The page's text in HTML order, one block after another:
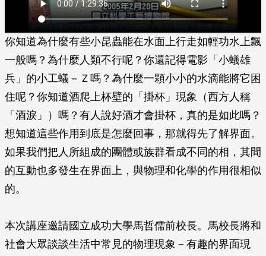
你知道為什麼有些小昆蟲能在水面上行走如輕功水上飄
一般嗎？為什麼人類不行呢？你還記得電影「小蟻雄
兵」的小工蟻－Ｚ嗎？為什麼一顆小小的水滴能將它困
住呢？你知道酒爬上杯壁的「掛杯」現象（西方人稱
「酒淚」）嗎？有人說好酒才會掛杯，真的是如此嗎？
想知道這些作用到底是怎麼回事，那就得先了解界面。
如果我們把人所組成的團體或族群看成不同的相，其間
的互動也多發生在界面上，與物理和化學的作用很相似
的。
本次講座邀請國立成功大學馬哲儒前校長。馬校長將和
社會大眾談談生活中常見的物理現象－有趣的界面現